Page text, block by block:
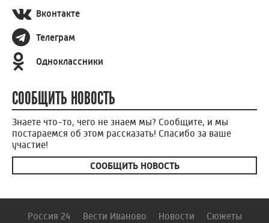
Вконтакте
Телеграм
Одноклассники
СООБЩИТЬ НОВОСТЬ
Знаете что-то, чего не знаем мы? Сообщите, и мы
постараемся об этом рассказать! Спасибо за ваше
участие!
СООБЩИТЬ НОВОСТЬ
Россия 24 Вести Иваново Новости Сюжеты